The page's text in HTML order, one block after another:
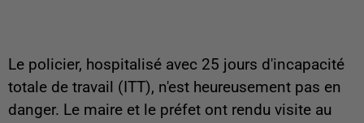
Le policier, hospitalisé avec 25 jours d'incapacité
totale de travail (ITT), n'est heureusement pas en
danger. Le maire et le préfet ont rendu visite au